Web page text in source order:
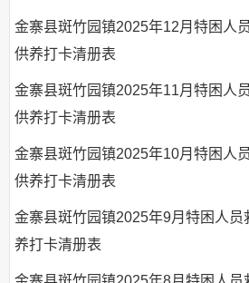
金寨县斑竹园镇2025年12月特困人
供养打卡清册表
金寨县斑竹园镇2025年11月特困人
供养打卡清册表
金寨县斑竹园镇2025年10月特困人
供养打卡清册表
金寨县斑竹园镇2025年9月特困人员
养打卡清册表